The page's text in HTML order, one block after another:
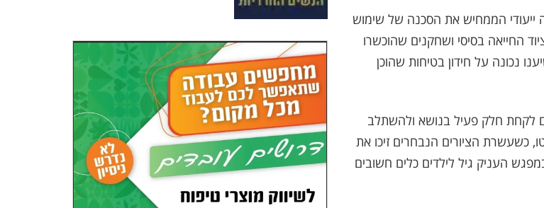
ייעודי הממחיש את הסכנה של שימוש
החייאה בסיסי ושחקנים שהוכשרו
נכונה על חידון בטיחות שהוכן
לקחת חלק פעיל בנושא ולהשתלב
כשעשרת הציורים הנבחרים זיכו את
העניק גיל לילדים כלים חשובים